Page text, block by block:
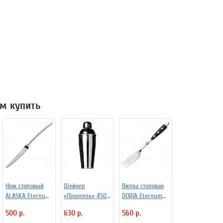
купить
Нож столовый
ALASKA Eternum
500 р.
Шейкер
«Проотель» 450
H=205 мм B=80
630 р.
Вилка столовая
DORIA Eternum
560 р.